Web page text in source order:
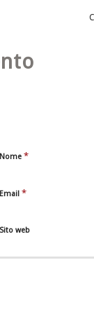
Nome *
Email *
Sito web